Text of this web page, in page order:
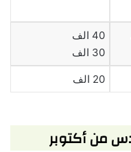
40 الف
30 الف
20 الف
من أكتوبر